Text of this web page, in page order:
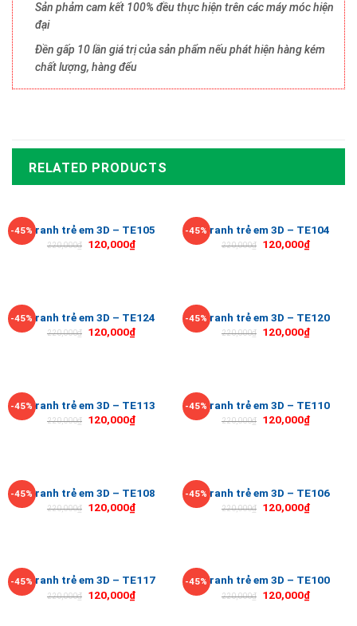
Sản phảm cam kết 100% đều thực hiện trên các máy móc hiện
đại
Đền gấp 10 lần giá trị của sản phẩm nếu phát hiện hàng kém
chất lượng, hàng đểu
RELATED PRODUCTS
-45%Tranh trẻ em 3D – TE105
220,000₫ 120,000₫
-45%Tranh trẻ em 3D – TE104
220,000₫ 120,000₫
-45%Tranh trẻ em 3D – TE124
220,000₫ 120,000₫
-45%Tranh trẻ em 3D – TE120
220,000₫ 120,000₫
-45%Tranh trẻ em 3D – TE113
220,000₫ 120,000₫
-45%Tranh trẻ em 3D – TE110
220,000₫ 120,000₫
-45%Tranh trẻ em 3D – TE108
220,000₫ 120,000₫
-45%Tranh trẻ em 3D – TE106
220,000₫ 120,000₫
-45%Tranh trẻ em 3D – TE117
220,000₫ 120,000₫
-45%Tranh trẻ em 3D – TE100
220,000₫ 120,000₫